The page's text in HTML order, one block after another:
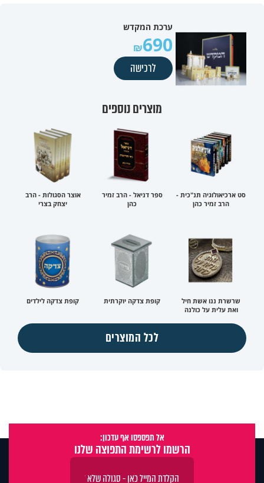
ערכת המקדש
690
לרכישה
מוצרים נוספים
סט ארכיאולוגיה תנ"כית -
הרב זמיר כהן
ספר דניאל - הרב זמיר
כהן
אוצר הסגולות - הרב
יצחק בצרי
שרשרת ננו אשת חיל
ואת עלית על כולנה
קופת צדקה יוקרתית קופת צדקה לילדים
לכל המוצרים
אל תפספסו אף עדכון:
הרשמו לרשימת התפוצה שלנו